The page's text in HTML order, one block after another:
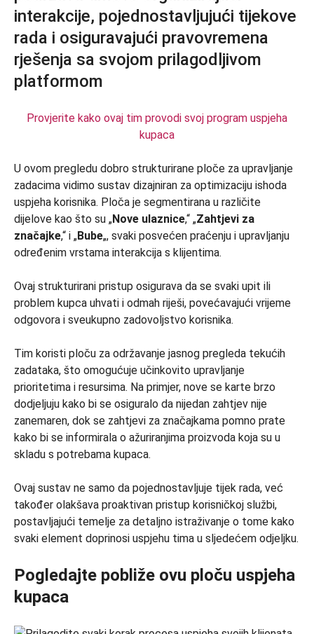
Provjerite kako ovaj tim provodi svoj program uspjeha
kupaca
U ovom pregledu dobro strukturirane ploče za upravljanje
zadacima vidimo sustav dizajniran za optimizaciju ishoda
uspjeha korisnika. Ploča je segmentirana u različite
dijelove kao što su „Nove ulaznice,“ „Zahtjevi za
značajke,“ i „Bube„, svaki posvećen praćenju i upravljanju
određenim vrstama interakcija s klijentima.
Ovaj strukturirani pristup osigurava da se svaki upit ili
problem kupca uhvati i odmah riješi, povećavajući vrijeme
odgovora i sveukupno zadovoljstvo korisnika.
Tim koristi ploču za održavanje jasnog pregleda tekućih
zadataka, što omogućuje učinkovito upravljanje
prioritetima i resursima. Na primjer, nove se karte brzo
dodjeljuju kako bi se osiguralo da nijedan zahtjev nije
zanemaren, dok se zahtjevi za značajkama pomno prate
kako bi se informirala o ažuriranjima proizvoda koja su u
skladu s potrebama kupaca.
Ovaj sustav ne samo da pojednostavljuje tijek rada, već
također olakšava proaktivan pristup korisničkoj službi,
postavljajući temelje za detaljno istraživanje o tome kako
svaki element doprinosi uspjehu tima u sljedećem odjeljku.
Pogledajte pobliže ovu ploču uspjeha
kupaca